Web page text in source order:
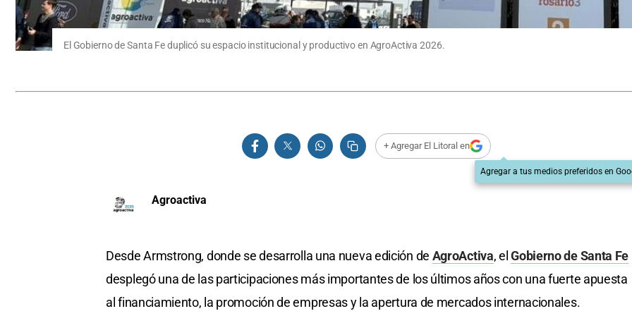
El Gobierno de Santa Fe duplicó su espacio institucional y productivo en AgroActiva 2026.
+ Agregar El Litoral en
Agregar a tus medios preferidos en
Agroactiva
Desde Armstrong, donde se desarrolla una nueva edición de AgroActiva, elGobierno de Santa Fe
desplegó una de las participaciones más importantes de los últimos años con una fuerte apuesta
al financiamiento, la promoción de empresas y la apertura de mercados internacionales.